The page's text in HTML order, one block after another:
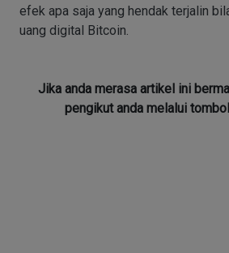
efek apa saja yang hendak terjalin
uang digital Bitcoin.
Jika anda merasa artikel ini
pengikut anda melalui